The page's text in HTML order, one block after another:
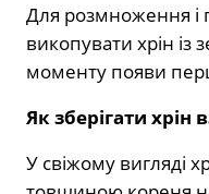
Для розмноження і
викопувати хрін із
моменту появи
Як зберігати
У свіжому вигляді